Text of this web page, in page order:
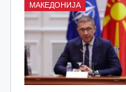
МАКЕДОНИЈА